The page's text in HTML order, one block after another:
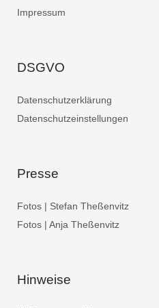
Impressum
DSGVO
Datenschutzerklärung
Datenschutzeinstellungen
Presse
Fotos | Stefan Theßenvitz
Fotos | Anja Theßenvitz
Hinweise